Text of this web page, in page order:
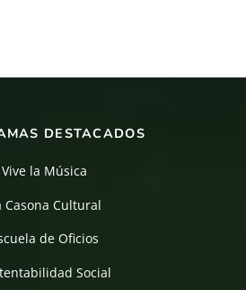
DESTACADOS
Vive la Música
Casona Cultural
de Oficios
Social